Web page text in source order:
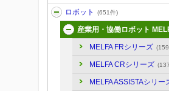
ロボット (651件)
産業用・協働ロボット
MELFA FRシリーズ
MELFA CRシリーズ
MELFA ASSISTAシリー